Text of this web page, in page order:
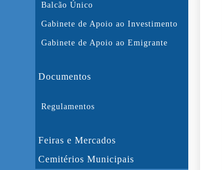
Balcão Único
Gabinete de Apoio ao Investimento
Gabinete de Apoio ao Emigrante
Documentos
Regulamentos
Feiras e Mercados
Cemitérios Municipais